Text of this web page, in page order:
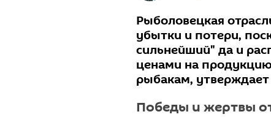
Рыболовецкая
убытки и потери,
сильнейший" да и
ценами на
рыбакам, утверждает
Победы и жертвы